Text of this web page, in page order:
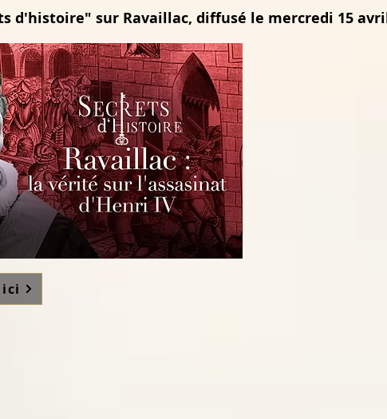
d'histoire" sur Ravaillac, diffusé le mercredi 15